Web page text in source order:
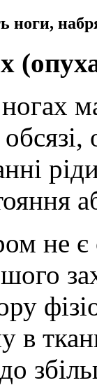
ноги,
не
в